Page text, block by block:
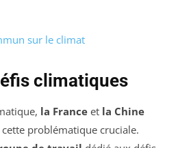
sur le climat
climatiques
la France et la Chine
problématique cruciale.